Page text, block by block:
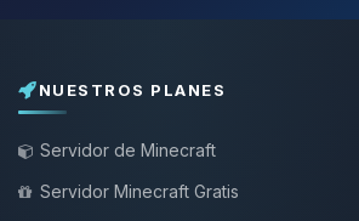
NUESTROS PLANES
Servidor de Minecraft
Servidor Minecraft Gratis